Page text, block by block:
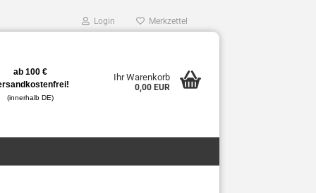
Login Merkzettel
ab 100 €
(innerhalb DE)
Ihr Warenkorb
0,00 EUR